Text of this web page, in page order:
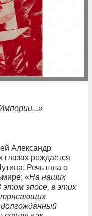
...»
Александр
глазах рождается
Речь шла о
«На наших
этом эпосе, в этих
долгожданный